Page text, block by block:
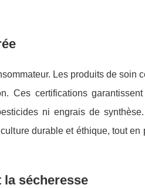
Les produits de soin
Ces certifications
ni engrais de
durable et éthique, tout en
sécheresse